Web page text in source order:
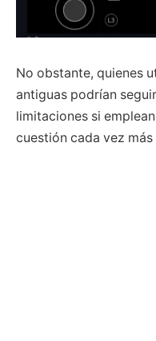
No obstante, quienes
antiguas podrían
limitaciones si emplean
cuestión cada vez más